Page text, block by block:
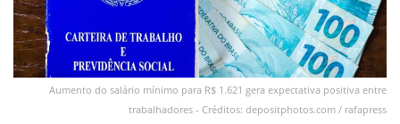
Aumento do salário mínimo para R$ 1.621 gera expectativa positiva entre
trabalhadores - Créditos: depositphotos.com / rafapress